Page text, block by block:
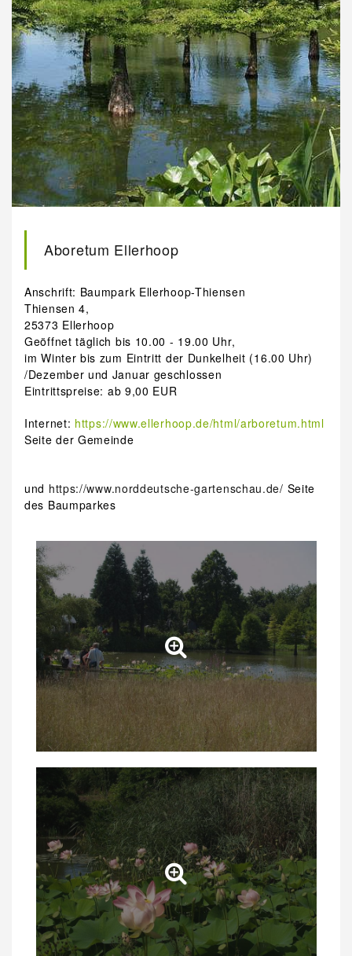
Aboretum Ellerhoop
Anschrift: Baumpark Ellerhoop-Thiensen
Thiensen 4,
25373 Ellerhoop
Geöffnet täglich bis 10.00 - 19.00 Uhr,
im Winter bis zum Eintritt der Dunkelheit (16.00 Uhr)
/Dezember und Januar geschlossen
Eintrittspreise: ab 9,00 EUR
Internet: https://www.ellerhoop.de/html/arboretum.html
Seite der Gemeinde
und https://www.norddeutsche-gartenschau.de/ Seite
des Baumparkes